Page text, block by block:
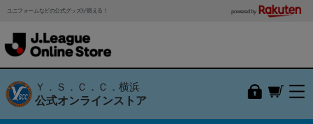
ユニフォームなどの公式グッズが買える！ powered by
Ｙ．Ｓ．Ｃ．Ｃ．横浜
公式オンラインストア